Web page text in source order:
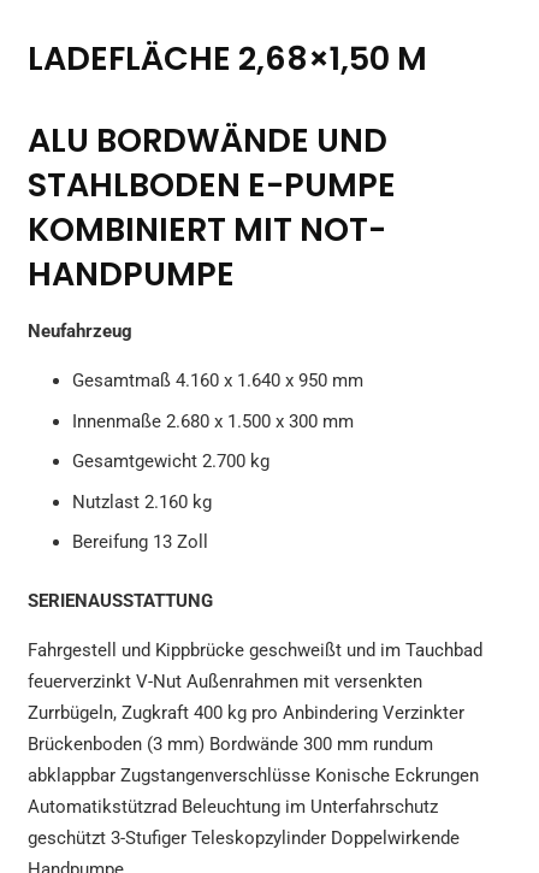
LADEFLÄCHE 2,68×1,50 M
ALU BORDWÄNDE UND
STAHLBODEN E-PUMPE
KOMBINIERT MIT NOT-
HANDPUMPE
Neufahrzeug
Gesamtmaß 4.160 x 1.640 x 950 mm
Innenmaße 2.680 x 1.500 x 300 mm
Gesamtgewicht 2.700 kg
Nutzlast 2.160 kg
Bereifung 13 Zoll
SERIENAUSSTATTUNG
Fahrgestell und Kippbrücke geschweißt und im Tauchbad
feuerverzinkt V-Nut Außenrahmen mit versenkten
Zurrbügeln, Zugkraft 400 kg pro Anbindering Verzinkter
Brückenboden (3 mm) Bordwände 300 mm rundum
abklappbar Zugstangenverschlüsse Konische Eckrungen
Automatikstützrad Beleuchtung im Unterfahrschutz
geschützt 3-Stufiger Teleskopzylinder Doppelwirkende